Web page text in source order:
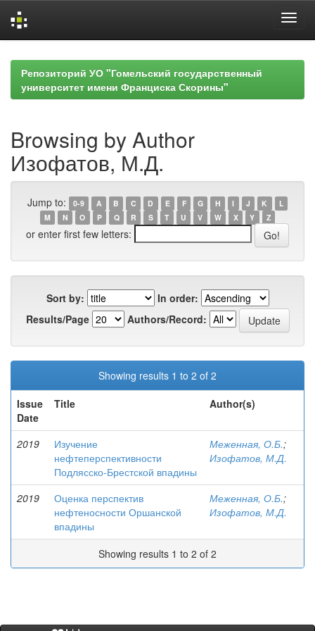
navigationРепозиторий УО "Гомельский государственный
университет имени Франциска Скорины"
Browsing by Author
Изофатов, М.Д.
Jump to: 0-9 A B C D E F G H I J K
L
M
N O P Q R S T U V W X Y Z
or enter first few letters:
Sort by:
In order:
Results/Page
Authors/Record:
Showing results 1 to 2 of 2
Issue
Date
Title Author(s)
2019
Изучение
нефтеперспективности
Подлясско-Брестской впадины
Меженная, О.Б.;
Изофатов, М.Д.
2019
Оценка перспектив
нефтеносности Оршанской
впадины
Меженная, О.Б.;
Изофатов, М.Д.
Showing results 1 to 2 of 2